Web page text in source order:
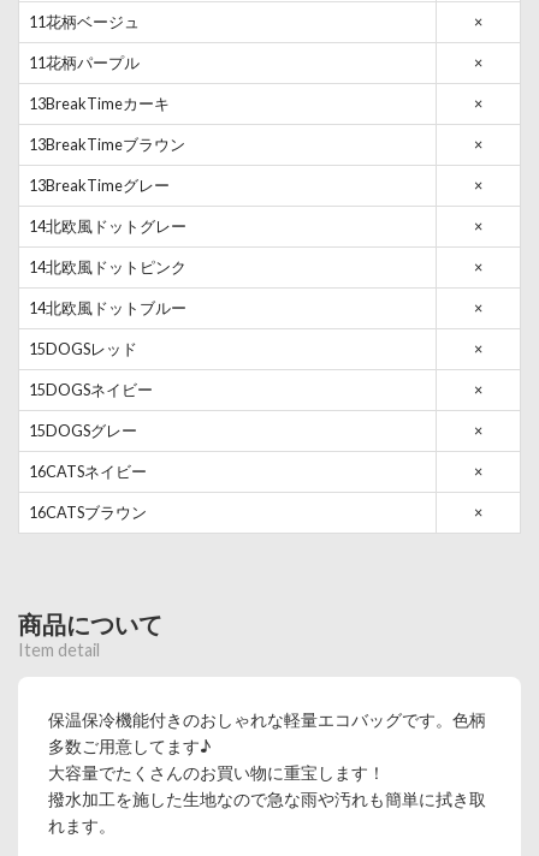
11花柄ベージュ ×
11花柄パープル ×
13BreakTimeカーキ ×
13BreakTimeブラウン ×
13BreakTimeグレー ×
14北欧風ドットグレー ×
14北欧風ドットピンク ×
14北欧風ドットブルー ×
15DOGSレッド ×
15DOGSネイビー ×
15DOGSグレー ×
16CATSネイビー ×
16CATSブラウン ×
商品について
Item detail
保温保冷機能付きのおしゃれな軽量エコバッグです。色柄
多数ご用意してます♪
大容量でたくさんのお買い物に重宝します！
撥水加工を施した生地なので急な雨や汚れも簡単に拭き取
れます。